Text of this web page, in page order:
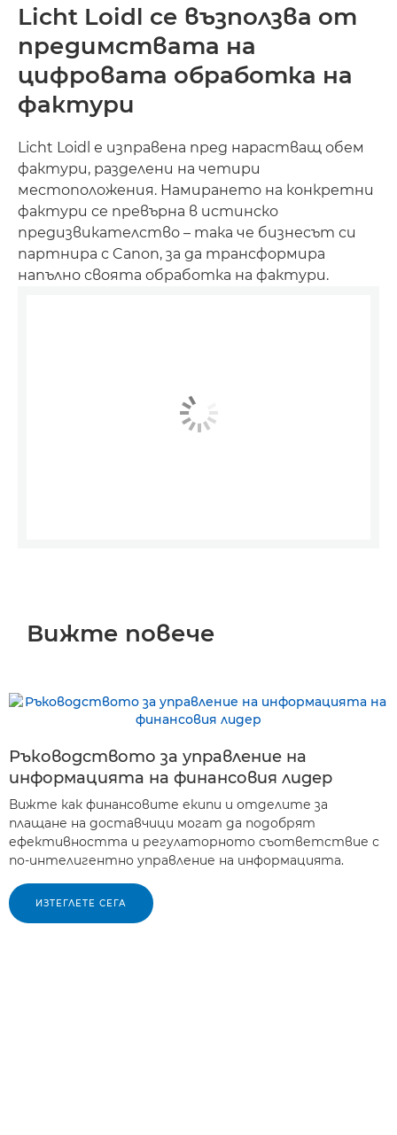
Licht Loidl се възползва от
предимствата на
цифровата обработка на
фактури
Licht Loidl е изправена пред нарастващ обем
фактури, разделени на четири
местоположения. Намирането на конкретни
фактури се превърна в истинско
предизвикателство – така че бизнесът си
партнира с Canon, за да трансформира
напълно своята обработка на фактури.
Вижте повече
Ръководството за управление на
информацията на финансовия лидер
Вижте как финансовите екипи и отделите за
плащане на доставчици могат да подобрят
ефективността и регулаторното съответствие с
по-интелигентно управление на информацията.
ИЗТЕГЛЕТЕ СЕГА